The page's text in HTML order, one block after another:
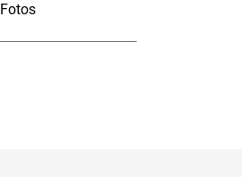
Fotos